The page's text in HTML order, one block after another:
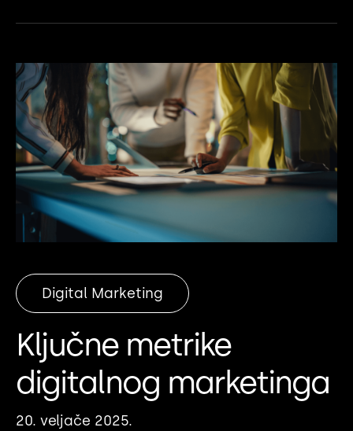
Digital Marketing
Ključne metrike
digitalnog marketinga
20. veljače 2025.